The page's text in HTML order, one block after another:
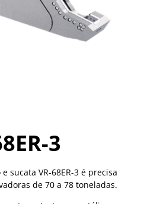
3
sucata VR-68ER-3 é precisa
de 70 a 78 toneladas.